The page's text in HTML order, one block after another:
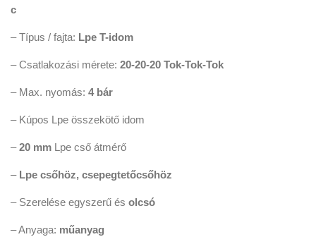
c
– Típus / fajta: Lpe T-idom
– Csatlakozási mérete: 20-20-20 Tok-Tok-Tok
– Max. nyomás: 4 bár
– Kúpos Lpe összekötő idom
–20 mm Lpe cső átmérő
– Lpe csőhöz, csepegtetőcsőhöz
– Szerelése egyszerű és olcsó
– Anyaga: műanyag